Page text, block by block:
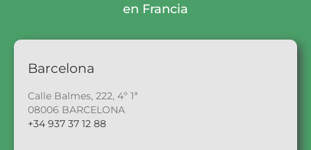
en Francia
Barcelona
Calle Balmes, 222, 4º 1ª
08006 BARCELONA
+34 937 37 12 88